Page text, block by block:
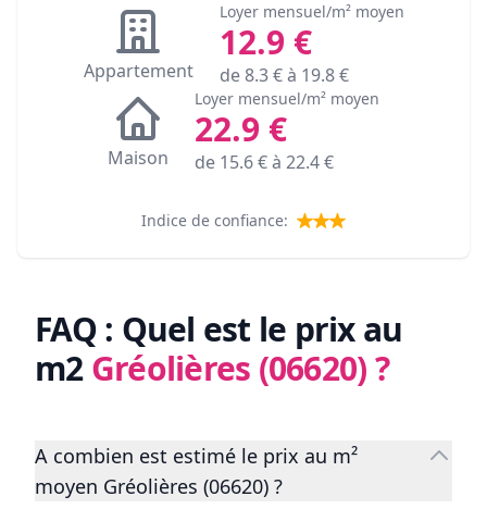
Appartement
Loyer mensuel/m² moyen
12.9 €
de8.3€ à 19.8€
Maison
Loyer mensuel/m² moyen
22.9 €
de 15.6€ à 22.4€
Indice de confiance:
FAQ : Quel est le prix au
m2Gréolières (06620)?
A combien est estimé le prix au m²
moyen Gréolières (06620) ?